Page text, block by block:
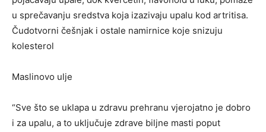
u sprečavanju sredstva koja izazivaju upalu kod artritisa.
Čudotvorni češnjak i ostale namirnice koje snizuju
kolesterol
Maslinovo ulje
“Sve što se uklapa u zdravu prehranu vjerojatno je dobro
i za upalu, a to uključuje zdrave biljne masti poput